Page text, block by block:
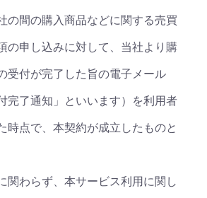
の間の購入商品などに関する売買
の申し込みに対して、当社より購
受付が完了した旨の電子メール
完了通知」といいます）を利用者
時点で、本契約が成立したものと
関わらず、本サービス利用に関し